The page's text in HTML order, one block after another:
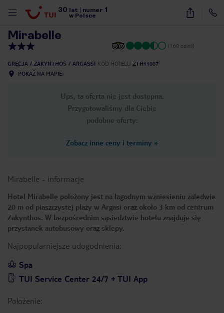
30 lat numer 1
w Polsce
18
Mirabelle
(160 opinii)
GRECJA ZAKYNTHOS ARGASSI KOD HOTELU ZTH11007
POKAŻ NA MAPIE
Ups, ta oferta nie jest dostępna.
Przygotowaliśmy dla Ciebie
podobne oferty:
Zobacz inne ceny i terminy »
Mirabelle - informacje
Hotel Mirabelle położony jest na łagodnym wzniesieniu zaledwie
20 m od piaszczystej plaży w Argasi oraz około 3 km od centrum
Zakynthos. W bezpośrednim sąsiedztwie hotelu znajduje się
przystanek autobusowy oraz sklepy.
Najpopularniejsze udogodnienia:
Spa
TUI Service Center 24/7 + TUI App
Położenie: